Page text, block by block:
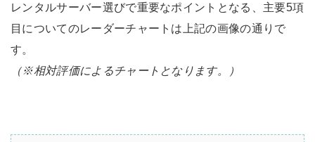
レンタルサーバー選びで重要なポイントとなる、主要5項
目についてのレーダーチャートは上記の画像の通りで
す。
（※相対評価によるチャートとなります。）